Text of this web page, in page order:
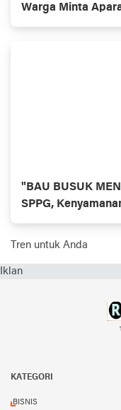
Warga Minta
Pilih
"BAU BUSUK
SPPG,
Bismillah
Tren untuk Anda
Iklan
KATEGORI
BISNIS